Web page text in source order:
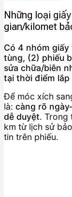
Những loại
gian/kilomet
Có 4 nhóm
tùng, (2) phiếu
sửa chữa/biên
tại thời điểm
Để móc xích
là: càng rõ
dễ duyệt. Trong
km từ lịch sử
tin trên phiếu.